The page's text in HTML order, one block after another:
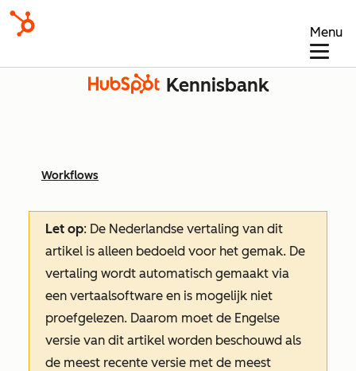
Menu
Kennisbank
Workflows
Let op: De Nederlandse vertaling van dit
artikel is alleen bedoeld voor het gemak. De
vertaling wordt automatisch gemaakt via
een vertaalsoftware en is mogelijk niet
proefgelezen. Daarom moet de Engelse
versie van dit artikel worden beschouwd als
de meest recente versie met de meest